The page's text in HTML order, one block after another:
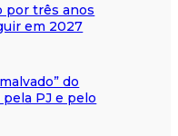
por três anos
em 2027
do
PJ e pelo